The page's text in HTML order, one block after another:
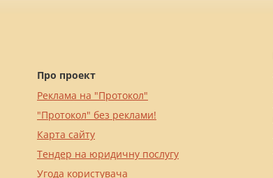
Про проект
Реклама на "Протокол"
"Протокол" без реклами!
Карта сайту
Тендер на юридичну послугу
Угода користувача